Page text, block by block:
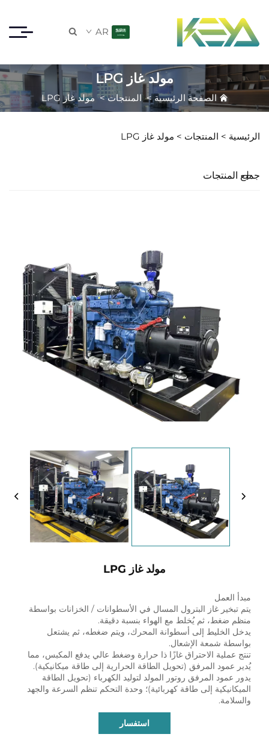
AR

مولد غاز LPG
الصفحة الرئيسية>المنتجات> مولد غاز LPG
الرئيسية > المنتجات > مولد غاز LPG
جميع المنتجات
مولد غاز LPG
مبدأ العمل
يتم تبخير غاز البترول المسال في الأسطوانات / الخزانات بواسطة
منظم ضغط، ثم يُخلط مع الهواء بنسبة دقيقة.
يدخل الخليط إلى أسطوانة المحرك، ويتم ضغطه، ثم يشتعل
بواسطة شمعة الإشعال.
تنتج عملية الاحتراق غازًا ذا حرارة وضغط عالي يدفع المكبس، مما
يُدير عمود المرفق (تحويل الطاقة الحرارية إلى طاقة ميكانيكية).
يدور عمود المرفق روتور المولد لتوليد الكهرباء (تحويل الطاقة
الميكانيكية إلى طاقة كهربائية)؛ وحدة التحكم تنظم السرعة والجهد
والسلامة.
استفسار